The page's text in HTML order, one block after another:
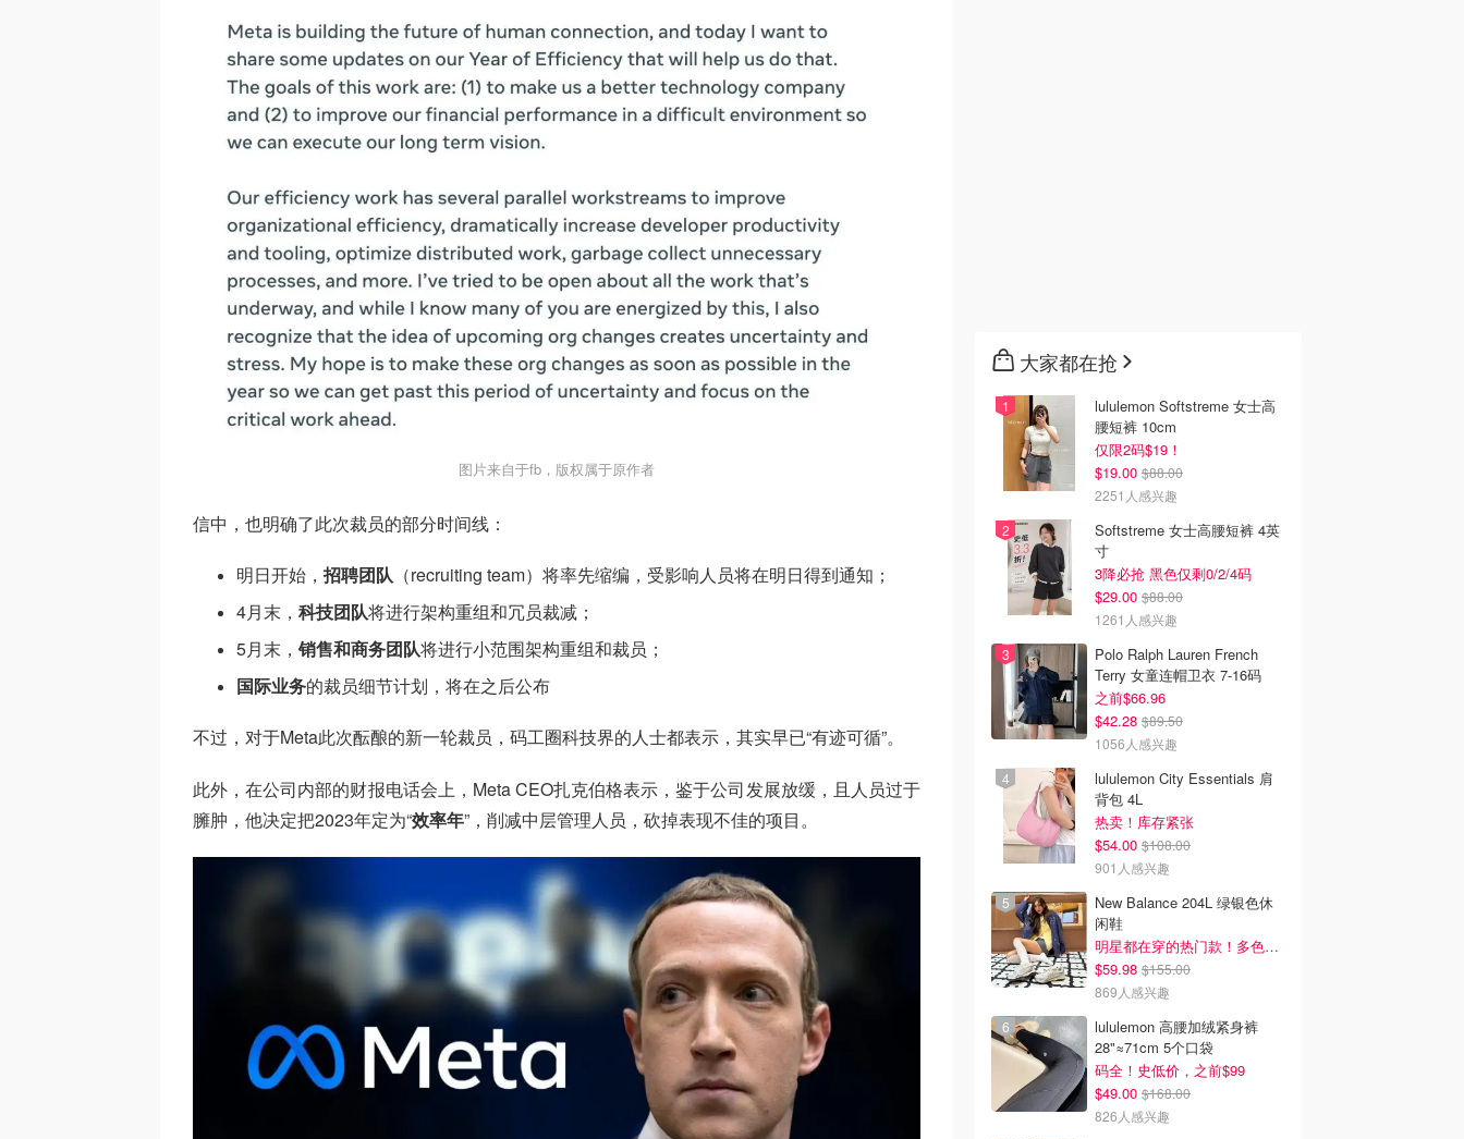
图片来自于fb，版权属于原作者
信中，也明确了此次裁员的部分时间线：
明日开始， 招聘团队 （recruiting team）将率先缩编，受影响人员将在明日得到通知；
4月末， 科技团队将进行架构重组和冗员裁减；
5月末， 销售和商务团队将进行小范围架构重组和裁员；
国际业务的裁员细节计划，将在之后公布
不过，对于Meta此次酝酿的新一轮裁员，码工圈科技界的人士都表示，其实早已“有迹可循”。
此外，在公司内部的财报电话会上，Meta CEO扎克伯格表示，鉴于公司发展放缓，且人员过于
臃肿，他决定把2023年定为“效率年”，削减中层管理人员，砍掉表现不佳的项目。
大家都在抢
lululemon Softstreme 女士高
腰短裤 10cm
仅限2码$19！
$19.00 $88.00
2251人感兴趣
Softstreme 女士高腰短裤 4英
寸
3降必抢 黑色仅剩0/2/4码
$29.00 $88.00
1261人感兴趣
Polo Ralph Lauren French
Terry 女童连帽卫衣 7-16码
之前$66.96
$42.28 $89.50
1056人感兴趣
lululemon City Essentials 肩
背包 4L
热卖！库存紧张
$54.00 $108.00
901人感兴趣
New Balance 204L 绿银色休
闲鞋
明星都在穿的热门款！多色可选 3.8折
$59.98 $155.00
869人感兴趣
lululemon 高腰加绒紧身裤
28"≈71cm 5个口袋
码全！史低价，之前$99
$49.00 $168.00
826人感兴趣